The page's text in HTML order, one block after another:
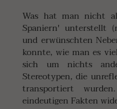
Was hat man nicht
Spaniern' unterstellt
und erwünschten
konnte, wie man es
sich um nichts
Stereotypen, die
transportiert
eindeutigen Fakten